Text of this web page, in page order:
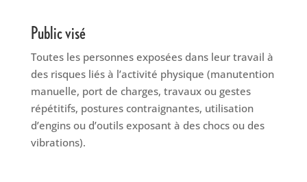
Public visé
Toutes les personnes exposées dans leur travail à
des risques liés à l’activité physique (manutention
manuelle, port de charges, travaux ou gestes
répétitifs, postures contraignantes, utilisation
d’engins ou d’outils exposant à des chocs ou des
vibrations).